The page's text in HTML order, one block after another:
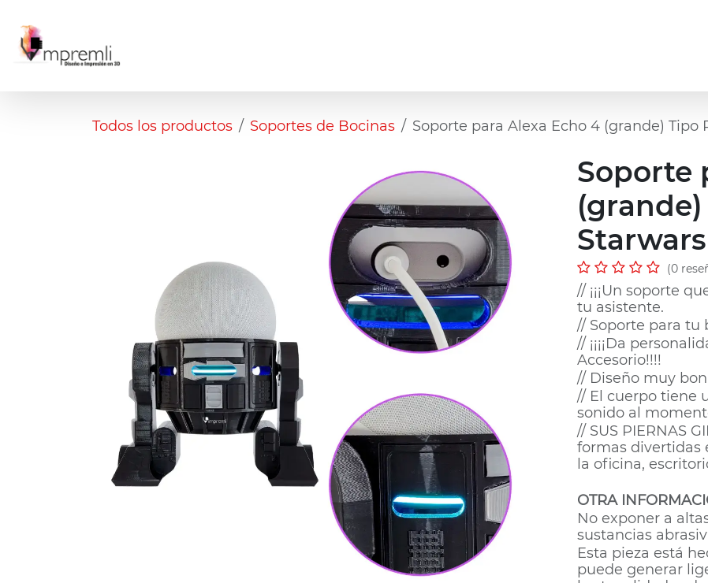
Todos los productos Soportes de Bocinas Soporte para Alexa Echo 4 (grande) Tipo
Soporte
(grande)
(0
// ¡¡¡Un soporte
tu asistente.
// Soporte para tu
// ¡¡¡¡Da
Accesorio!!!!
// Diseño muy
// El cuerpo tiene
sonido al
// SUS PIERNAS
formas divertidas
la oficina,
OTRA
No exponer a
sustancias
Esta pieza está
puede generar